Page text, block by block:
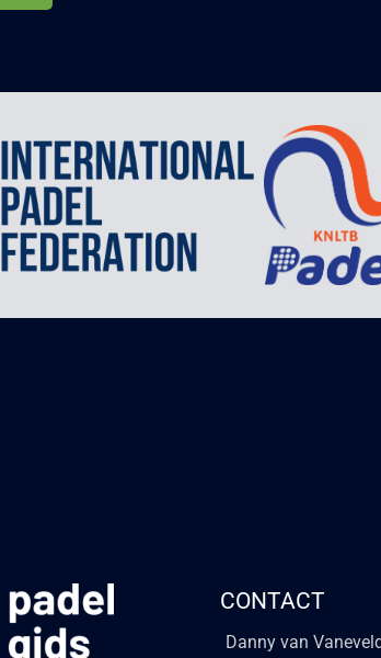
CONTACT
Danny van